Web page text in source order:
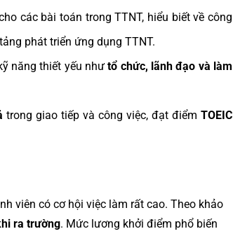
các bài toán trong TTNT, hiểu biết về công
phát triển ứng dụng TTNT.
năng thiết yếu nhưtổ chức, lãnh đạo và làm
trong giao tiếp và công việc, đạt điểmTOEIC
viên có cơ hội việc làm rất cao. Theo khảo
ra trường. Mức lương khởi điểm phổ biến